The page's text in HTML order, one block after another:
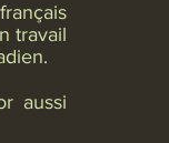
travail
aussi